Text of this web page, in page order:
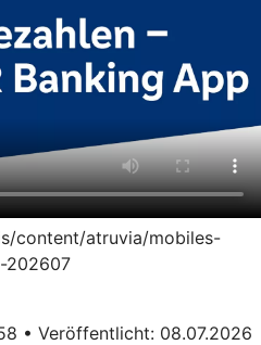
content/atruvia/mobiles-
202607
• Veröffentlicht: 08.07.2026